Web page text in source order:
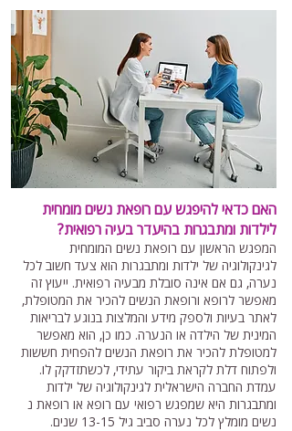
האם כדאי להיפגש עם רופאת נשים מומחית
לילדות ומתבגרות בהיעדר בעיה רפואית?
המפגש הראשון עם רופאת נשים המומחית
לגינקולוגיה של ילדות ומתבגרות הוא צעד חשוב לכל
נערה, גם אם אינה סובלת מבעיה רפואית. ייעוץ זה
מאפשר לרופא ורופאת הנשים להכיר את המטופלת,
לאתר בעיות ולספק מידע והמלצות בנוגע לבריאות
המינית של הילדה או הנערה. כמו כן, הוא מאפשר
למטופלת להכיר את רופאת הנשים להפחית חששות
ולפתוח דלת לקראת ביקור עתידי, לכשתזדקק לו.
עמדת החברה הישראלית לגינקולוגיה של ילדות
ומתבגרות היא שמפגש רפואי עם רופא או רופאת נ
נשים מומלץ לכל נערה סביב גיל 13-15 שנים.